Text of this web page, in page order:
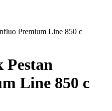
Premium Line 850 с
Pestan
Line 850 с